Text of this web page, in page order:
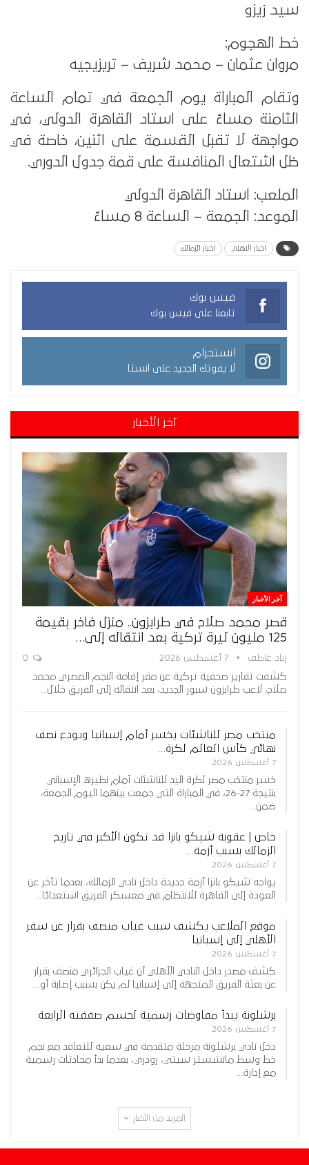
سيد زيزو
خط الهجوم:
مروان عثمان – محمد شريف – تريزيجيه
وتقام المباراة يوم الجمعة في تمام الساعة
الثامنة مساءً على استاد القاهرة الدولي، في
مواجهة لا تقبل القسمة على اثنين، خاصة في
ظل اشتعال المنافسة على قمة جدول الدوري.
الملعب: استاد القاهرة الدولي
الموعد: الجمعة – الساعة 8 مساءً
اخبار الاهلي اخبار الزمالك
فيس بوك
تابعنا على فيس بوك
انستجرام
لا يفوتك الجديد على انستا
آخر الأخبار
آخر الأخبار
قصر محمد صلاح في طرابزون.. منزل فاخر بقيمة
125 مليون ليرة تركية بعد انتقاله إلى…
زياد عاطف 7 أغسطس 2026
كشفت تقارير صحفية تركية عن مقر إقامة النجم المصري محمد
صلاح، لاعب طرابزون سبور الجديد، بعد انتقاله إلى الفريق خلال…
منتخب مصر للناشئات يخسر أمام إسبانيا ويودع نصف
نهائي كأس العالم لكرة…
7 أغسطس 2026
خسر منتخب مصر لكرة اليد للناشئات أمام نظيره الإسباني
بنتيجة 27-26، في المباراة التي جمعت بينهما اليوم الجمعة،
ضمن…
خاص | عقوبة شيكو بانزا قد تكون الأكبر في تاريخ
الزمالك بسبب أزمة…
7 أغسطس 2026
يواجه شيكو بانزا أزمة جديدة داخل نادي الزمالك، بعدما تأخر عن
العودة إلى القاهرة للانتظام في معسكر الفريق استعدادًا…
موقع الملاعب يكشف سبب غياب منصف بقرار عن سفر
الأهلي إلى إسبانيا
7 أغسطس 2026
كشف مصدر داخل النادي الأهلي أن غياب الجزائري منصف بقرار
عن بعثة الفريق المتجهة إلى إسبانيا لم يكن بسبب إصابة أو…
برشلونة يبدأ مفاوضات رسمية لحسم صفقته الرابعة
7 أغسطس 2026
دخل نادي برشلونة مرحلة متقدمة في سعيه للتعاقد مع نجم
خط وسط مانشستر سيتي، رودري، بعدما بدأ محادثات رسمية
مع إدارة…
المزيد من الأخبار